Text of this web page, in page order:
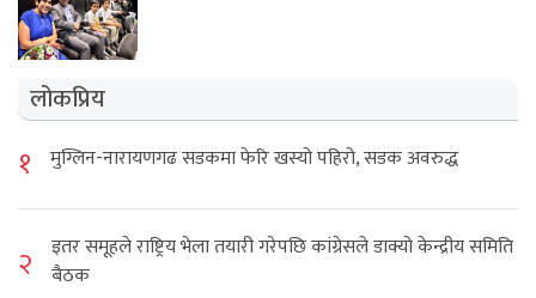
लोकप्रिय
१ मुग्लिन-नारायणगढ सडकमा फेरि खस्यो पहिरो, सडक अवरुद्ध
२
इतर समूहले राष्ट्रिय भेला तयारी गरेपछि कांग्रेसले डाक्यो केन्द्रीय समिति
बैठक